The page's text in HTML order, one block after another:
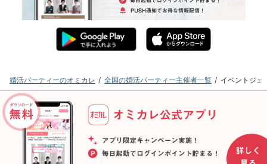
婚活パーティーのオミカレ 全国の婚活パーティー主催者一覧 イベントジェ